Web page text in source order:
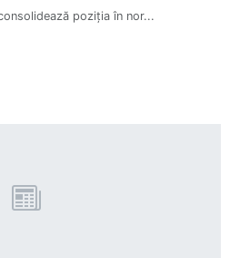
poziția în nor...